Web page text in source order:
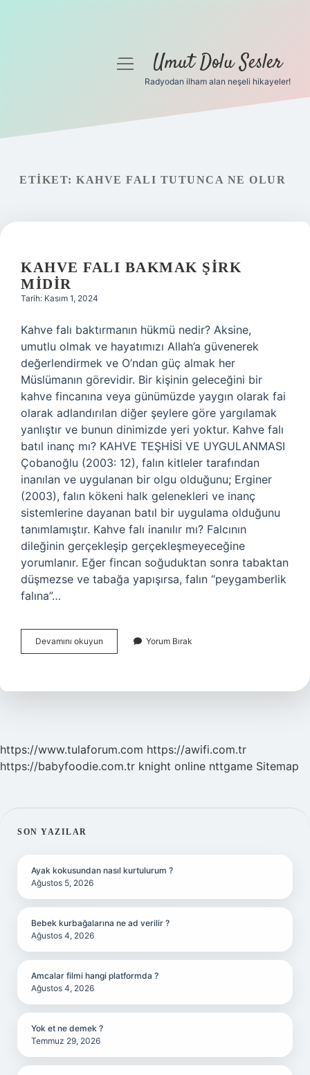
Gizlilik Politikası
menüyüUmut Dolu Sesler
Radyodan ilham alan neşeli hikayeler!
ETIKET: KAHVE FALI TUTUNCA NE OLUR
KAHVE FALI BAKMAK ŞIRK
MIDIR
Tarih: Kasım 1, 2024
Kahve falı baktırmanın hükmü nedir? Aksine,
umutlu olmak ve hayatımızı Allah’a güvenerek
değerlendirmek ve O’ndan güç almak her
Müslümanın görevidir. Bir kişinin geleceğini bir
kahve fincanına veya günümüzde yaygın olarak fai
olarak adlandırılan diğer şeylere göre yargılamak
yanlıştır ve bunun dinimizde yeri yoktur. Kahve falı
batıl inanç mı? KAHVE TEŞHİSİ VE UYGULANMASI
Çobanoğlu (2003: 12), falın kitleler tarafından
inanılan ve uygulanan bir olgu olduğunu; Erginer
(2003), falın kökeni halk gelenekleri ve inanç
sistemlerine dayanan batıl bir uygulama olduğunu
tanımlamıştır. Kahve falı inanılır mı? Falcının
dileğinin gerçekleşip gerçekleşmeyeceğine
yorumlanır. Eğer fincan soğuduktan sonra tabaktan
düşmezse ve tabağa yapışırsa, falın “peygamberlik
falına”…
Devamını okuyun
Falı
Midir
Yorum Bırak
https://www.tulaforum.com https://awifi.com.tr
https://babyfoodie.com.tr knight online nttgame Sitemap
SIDEBAR
SON YAZILAR
Ayak kokusundan nasıl kurtulurum ?
Ağustos 5, 2026
Bebek kurbağalarına ne ad verilir ?
Ağustos 4, 2026
Amcalar filmi hangi platformda ?
Ağustos 4, 2026
Yok et ne demek ?
Temmuz 29, 2026